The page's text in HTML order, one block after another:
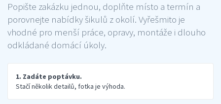
Popište zakázku jednou, doplňte místo a termín a
porovnejte nabídky šikulů z okolí. Vyřešmito je
vhodné pro menší práce, opravy, montáže i dlouho
odkládané domácí úkoly.
1. Zadáte poptávku.
Stačí několik detailů, fotka je výhoda.